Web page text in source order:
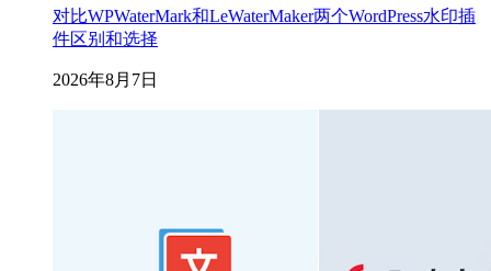
对比WPWaterMark和LeWaterMaker两个WordPress水印插
件区别和选择
2026年8月7日